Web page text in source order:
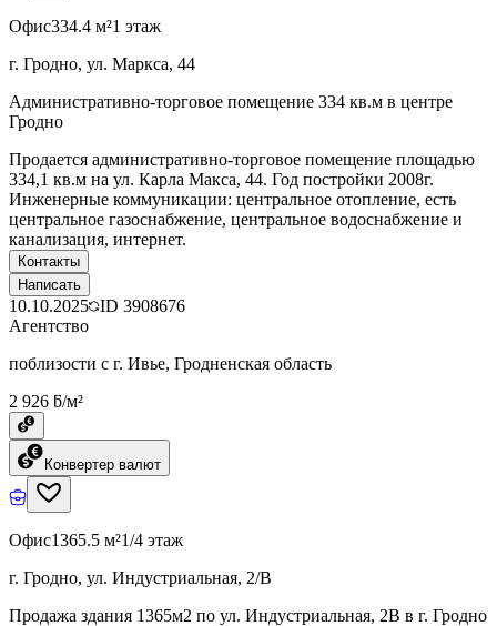
Офис334.4 м²1 этаж
г. Гродно, ул. Маркса, 44
Административно-торговое помещение 334 кв.м в центре
Гродно
Продается административно-торговое помещение площадью
334,1 кв.м на ул. Карла Макса, 44. Год постройки 2008г.
Инженерные коммуникации: центральное отопление, есть
центральное газоснабжение, центральное водоснабжение и
канализация, интернет.
Контакты
Написать
10.10.2025 ID 3908676
Агентство
поблизости с г. Ивье, Гродненская область
2 926 ƃ/м²
Конвертер валют
Офис1365.5 м²1/4 этаж
г. Гродно, ул. Индустриальная, 2/В
Продажа здания 1365м2 по ул. Индустриальная, 2В в г. Гродно